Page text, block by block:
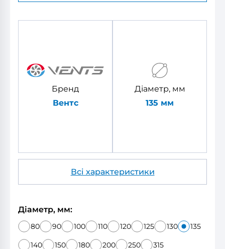
Бренд
Вентс
Діаметр, мм
135 мм
Всі характеристики
Діаметр, мм:
80 90 100 110 120 125 130 135
140 150 180 200 250 315